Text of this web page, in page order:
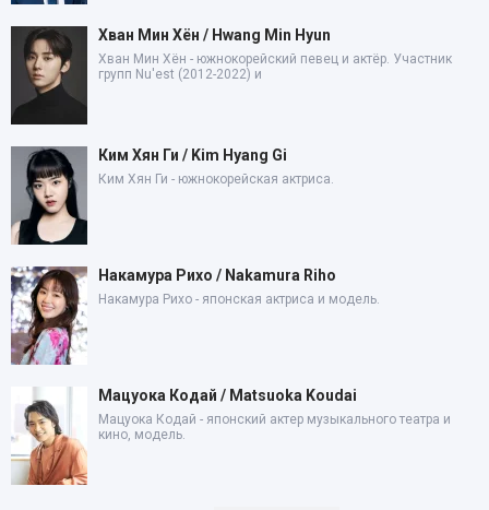
Хван Мин Хён / Hwang Min Hyun
Хван Мин Хён - южнокорейский певец и актёр. Участник
групп Nu'est (2012-2022) и
Ким Хян Ги / Kim Hyang Gi
Ким Хян Ги - южнокорейская актриса.
Накамура Рихо / Nakamura Riho
Накамура Рихо - японская актриса и модель.
Мацуока Кодай / Matsuoka Koudai
Мацуока Кодай - японский актер музыкального театра и
кино, модель.